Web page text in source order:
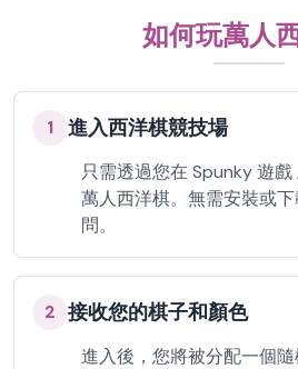
如何玩萬人
1 進入西洋棋競技場
只需透過您在 Spunky 遊
萬人西洋棋。無需安裝或
問。
2 接收您的棋子和顏色
進入後，您將被分配一個